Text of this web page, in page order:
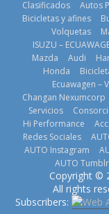
Bosch y
prueban flota
que usa
gasolina 100%
renovable
25 de julio de
2026
Clasificados
Autos
Bicicletas y afines
Volquetas
ISUZU –
Mazda
Audi
Honda
Ecuawagen –
Changan Nexumcorp
Servicios
Hi Performance
Redes Sociales
AUTO Instagram
AUTO Tumblr
Copyright ©
All rights
Subscribers: